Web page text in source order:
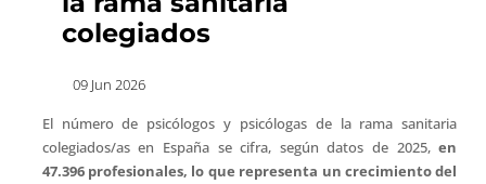
colegiados
09 Jun 2026
El número de psicólogos y psicólogas de la rama sanitaria
colegiados/as en España se cifra, según datos de 2025,en
47.396 profesionales, lo que representa un crecimiento del